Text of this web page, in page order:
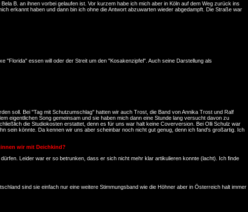
B. an ihnen vorbei gelaufen ist. Vor kurzem habe ich mich aber in Köln auf dem Weg zurück ins
erkannt haben und dann bin ich ohne die Antwort abzuwarten wieder abgedampft. Die Straße war
"Florida" essen will oder der Streit um den "Kosakenzipfel". Auch seine Darstellung als
soll. Bei "Tag mit Schutzumschlag" hatten wir auch Trost, die Band von Annika Trost und Ralf
eigentlichen Song gemeinsam und sie haben mich dann eine Stunde lang versucht davon zu
die Studiokosten erstattet, denn es für uns war halt keine Coverversion. Bei Olli Schulz war
sein könnte. Da kennen wir uns aber scheinbar noch nicht gut genug, denn ich fand's großartig. Ich
wir mit Deichkind?
Leider war er so betrunken, dass er sich nicht mehr klar artikulieren konnte (lacht). Ich finde
sind sie einfach nur eine weitere Stimmungsband wie die Höhner aber in Österreich halt immer